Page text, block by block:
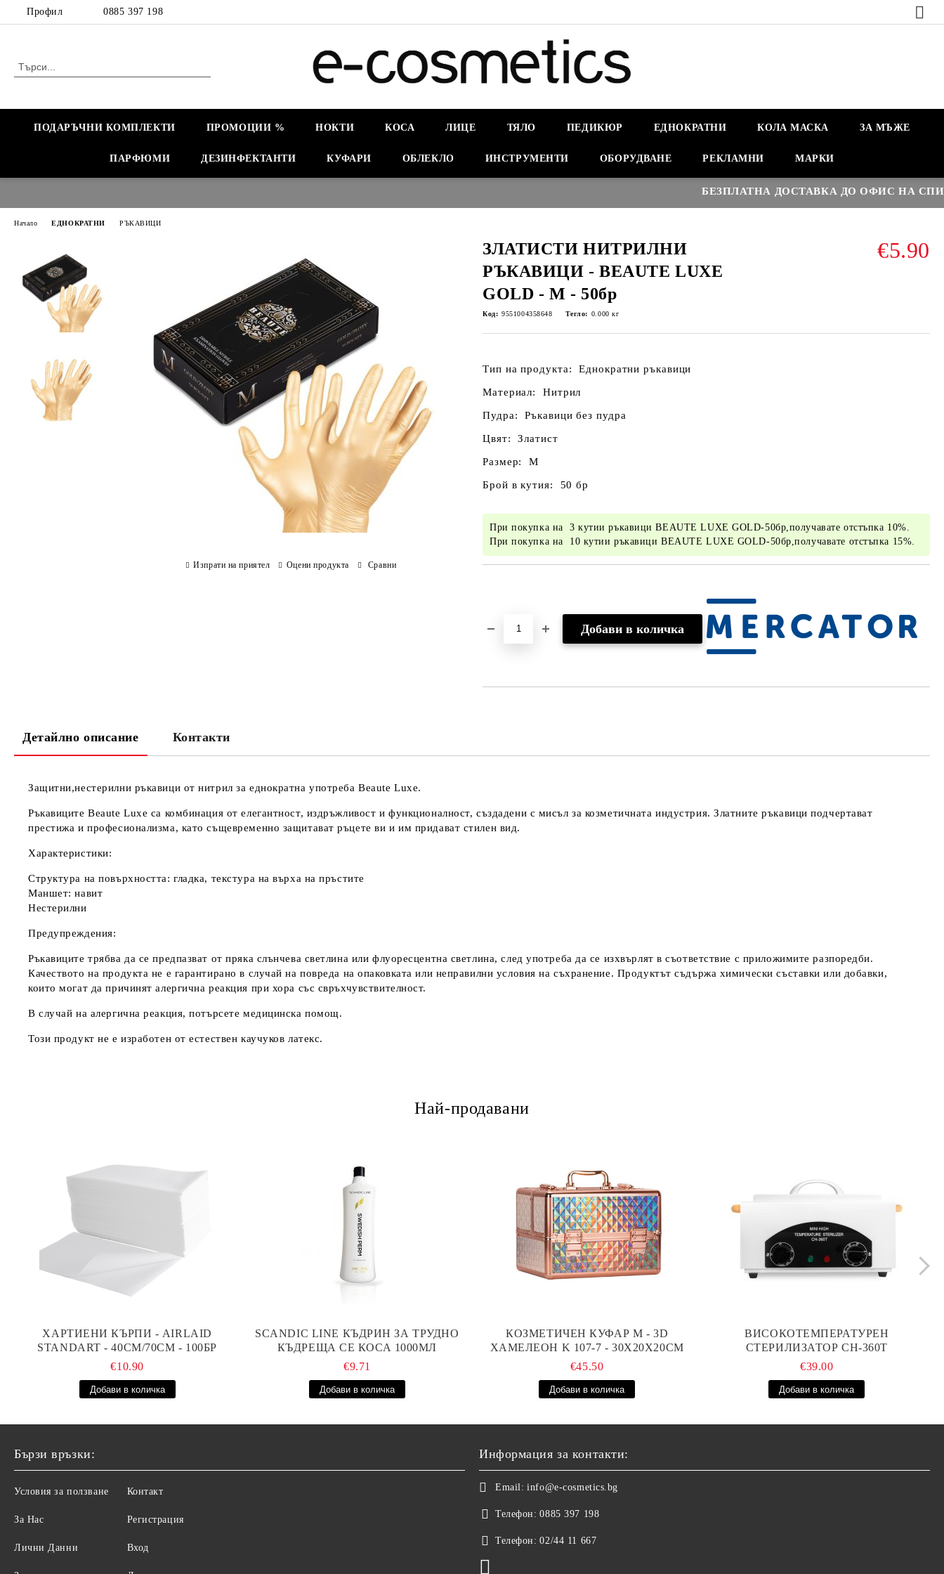
Профил 0885 397 198
ПОДАРЪЧНИ КОМПЛЕКТИ ПРОМОЦИИ % НОКТИ КОСА ЛИЦЕ ТЯЛО ПЕДИКЮР ЕДНОКРАТНИ КОЛА МАСКА ЗА МЪЖЕ
ПАРФЮМИ ДЕЗИНФЕКТАНТИ КУФАРИ ОБЛЕКЛО ИНСТРУМЕНТИ ОБОРУДВАНЕ РЕКЛАМНИ МАРКИ
БЕЗПЛАТНА ДОСТАВКА ДО ОФИС НА СПИДИ
Начало ЕДНОКРАТНИ РЪКАВИЦИ
ЗЛАТИСТИ НИТРИЛНИ
РЪКАВИЦИ - BEAUTE LUXE
GOLD - M - 50бр
€5.90
Код: 9551004358648 Тегло: 0.000 кг
Тип на продукта:Еднократни ръкавици
Материал: Нитрил
Пудра:Ръкавици без пудра
Цвят:Златист
Размер:М
Брой в кутия: 50 бр
При покупка на 3 кутии ръкавици BEAUTE LUXE GOLD-50бр,получавате отстъпка 10%.
При покупка на 10 кутии ръкавици BEAUTE LUXE GOLD-50бр,получавате отстъпка 15%.
Изпрати на приятел Оцени продукта Сравни
Детайлно описание Контакти
Защитни,нестерилни ръкавици от нитрил за еднократна употреба Beaute Luxe.
Ръкавиците Beaute Luxe са комбинация от елегантност, издръжливост и функционалност, създадени с мисъл за козметичната индустрия. Златните ръкавици подчертават
престижа и професионализма, като същевременно защитават ръцете ви и им придават стилен вид.
Характеристики:
Структура на повърхността: гладка, текстура на върха на пръстите
Маншет: навит
Нестерилни
Предупреждения:
Ръкавиците трябва да се предпазват от пряка слънчева светлина или флуоресцентна светлина, след употреба да се изхвърлят в съответствие с приложимите разпоредби.
Качеството на продукта не е гарантирано в случай на повреда на опаковката или неправилни условия на съхранение. Продуктът съдържа химически съставки или добавки,
които могат да причинят алергична реакция при хора със свръхчувствителност.
В случай на алергична реакция, потърсете медицинска помощ.
Този продукт не е изработен от естествен каучуков латекс.
Най-продавани
ХАРТИЕНИ КЪРПИ - AIRLAID
STANDART - 40СМ/70СМ - 100БР
€10.90
SCANDIC LINE КЪДРИН ЗА ТРУДНО
КЪДРЕЩА СЕ КОСА 1000МЛ
€9.71
КОЗМЕТИЧЕН КУФАР М - 3D
ХАМЕЛЕОН K 107-7 - 30X20X20СМ
€45.50
ВИСОКОТЕМПЕРАТУРЕН
СТЕРИЛИЗАТОР CH-360T
€39.00
Бързи връзки:
Условия за ползване
За Нас
Лични Данни
Контакт
Регистрация
Вход
Информация за контакти:
Email: info@e-cosmetics.bg
Телефон: 0885 397 198
Телефон: 02/44 11 667